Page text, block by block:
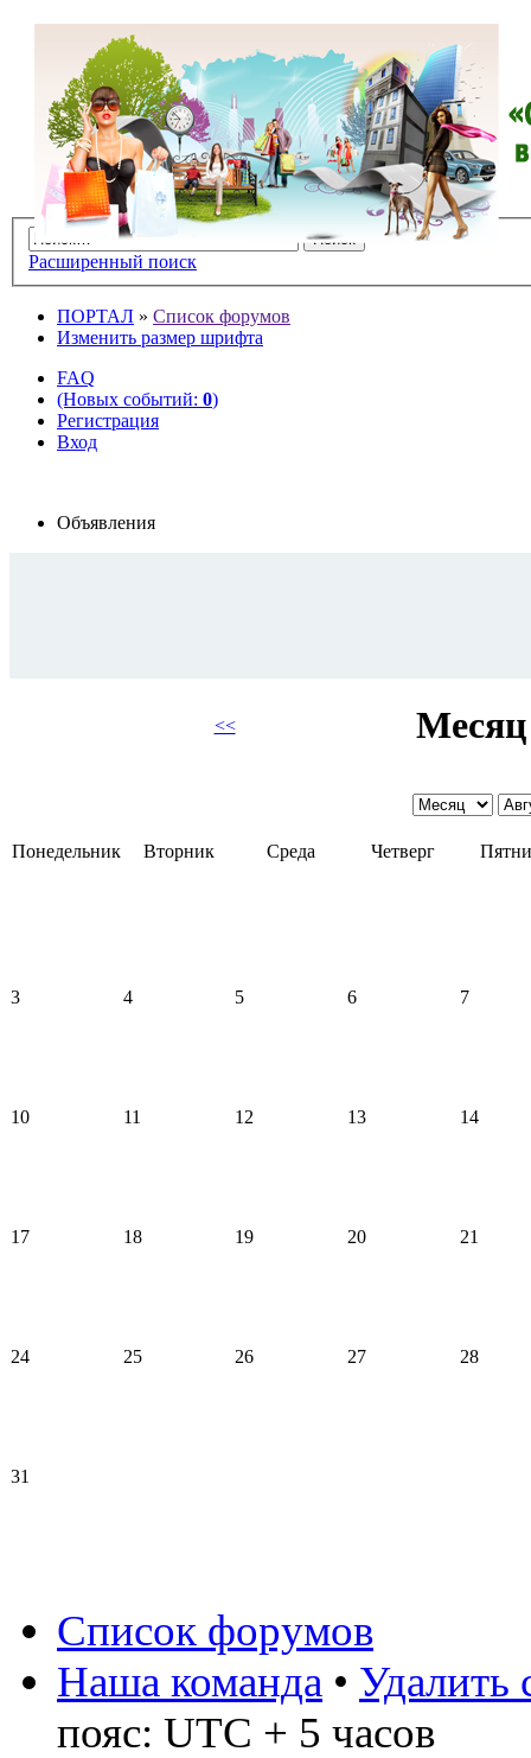
Расширенный поиск
ПОРТАЛ » Список форумов
Изменить размер шрифта
FAQ
(Новых событий: 0)
Регистрация
Вход
Объявления
<< Месяц
Понедельник Вторник Среда Четверг
3 4 5 6 7
10 11 12 13 14
17 18 19 20 21
24 25 26 27 28
31
Список форумов
Наша команда • Удалить
пояс: UTC + 5 часов